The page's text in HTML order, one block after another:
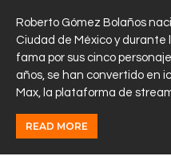
Roberto Gómez Bolaños
Ciudad de México y durante
fama por sus cinco
años, se han convertido en
Max, la plataforma de
READ MORE